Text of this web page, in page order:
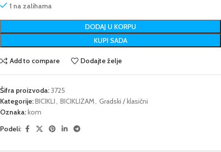
1 na zalihama
DODAJ U KORPU
KUPI SADA
Add to compare Dodajte želje
Šifra proizvoda:3725
Kategorije:BICIKLI, BICIKLIZAM, Gradski / klasični
Oznaka:kom
Podeli: